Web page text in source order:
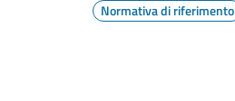
Normativa di riferimento